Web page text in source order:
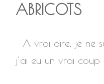
ABRICOTS
A vrai dire, je ne
j’ai eu un vrai coup